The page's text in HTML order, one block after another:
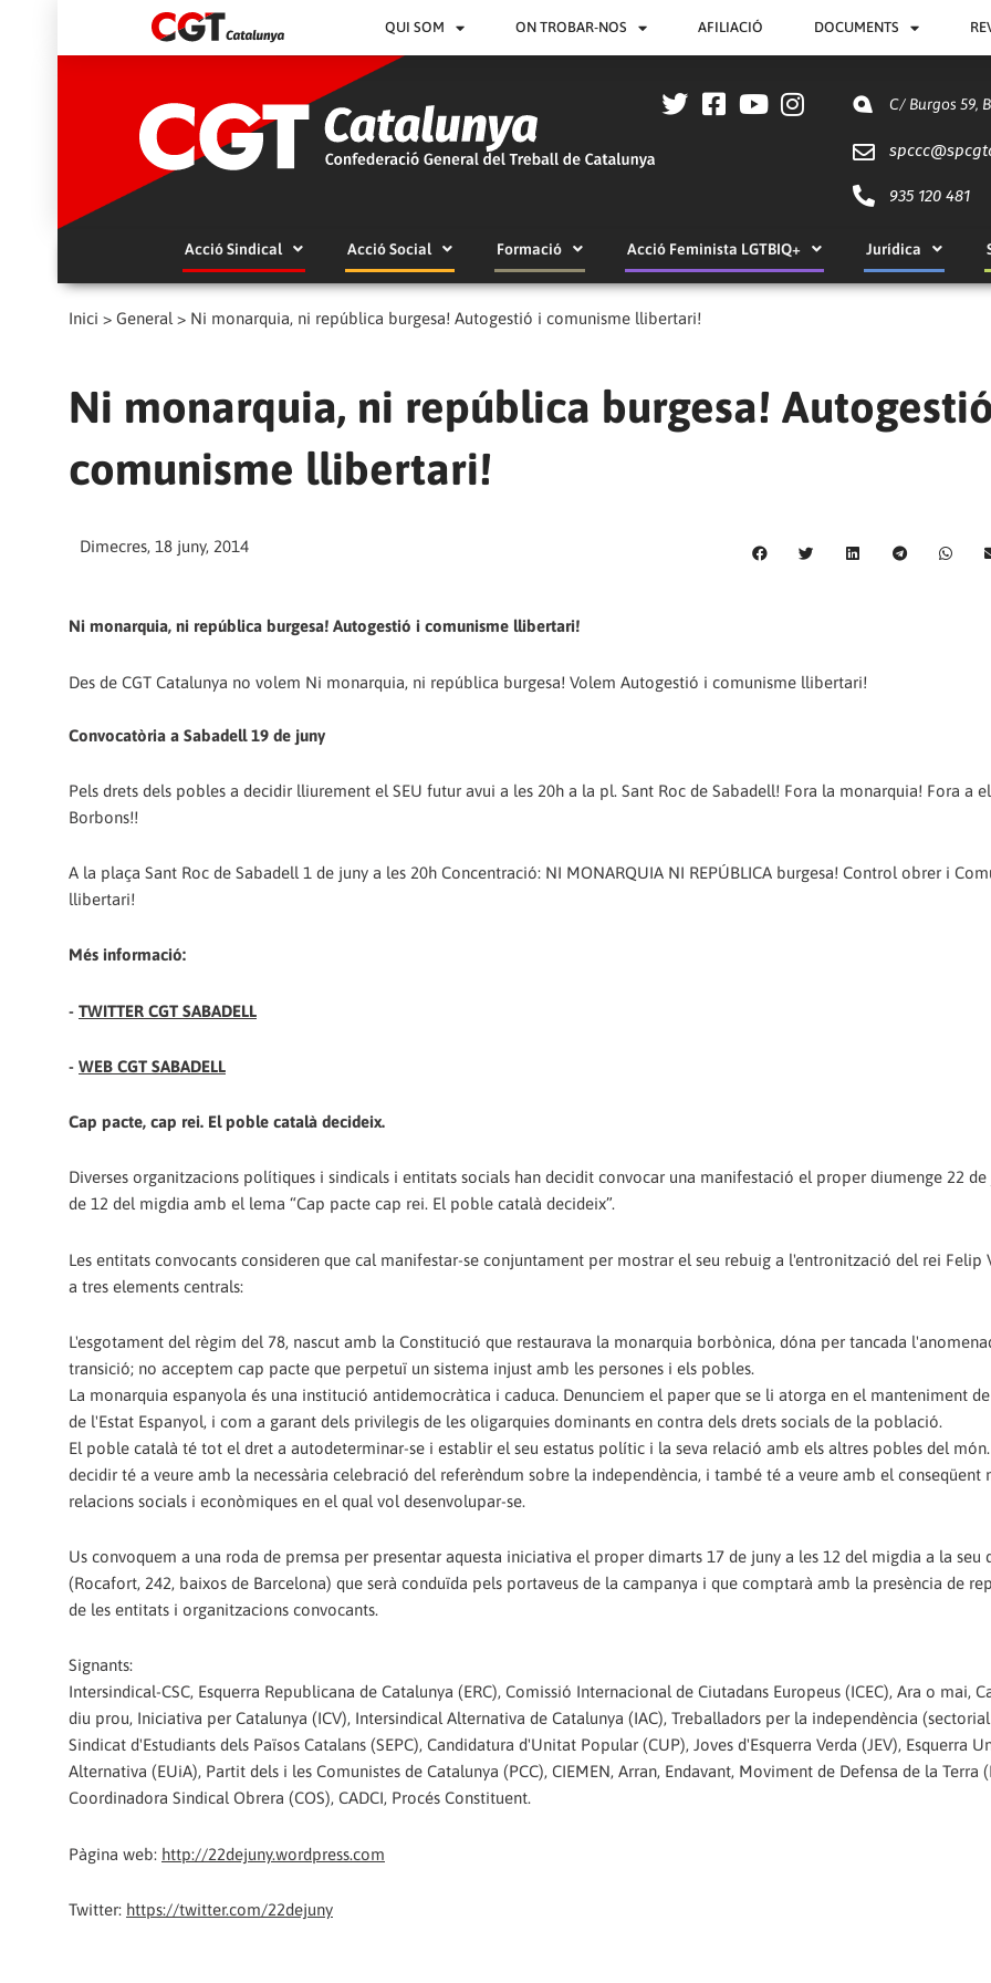
QUI SOM ON TROBAR-NOS AFILIACIÓ DOCUMENTS
C/ Burgos 59,
spccc@
935 120 481
Acció Sindical Acció Social Formació Acció Feminista LGTBIQ+ Jurídica
Inici > General > Ni monarquia, ni república burgesa! Autogestió i comunisme llibertari!
Ni monarquia, ni república burgesa!
comunisme llibertari!
Dimecres, 18 juny, 2014
Ni monarquia, ni república burgesa! Autogestió i comunisme llibertari!
Des de CGT Catalunya no volem Ni monarquia, ni república burgesa! Volem Autogestió i comunisme llibertari!
Convocatòria a Sabadell 19 de juny
Pels drets dels pobles a decidir lliurement el SEU futur avui a les 20h a la pl. Sant Roc de Sabadell! Fora la monarquia! Fora a
Borbons!!
A la plaça Sant Roc de Sabadell 1 de juny a les 20h Concentració: NI MONARQUIA NI REPÚBLICA burgesa! Control obrer i
llibertari!
Més informació:
- TWITTER CGT SABADELL
- WEB CGT SABADELL
Cap pacte, cap rei. El poble català decideix.
Diverses organitzacions polítiques i sindicals i entitats socials han decidit convocar una manifestació el proper diumenge 22
de 12 del migdia amb el lema “Cap pacte cap rei. El poble català decideix”.
Les entitats convocants consideren que cal manifestar-se conjuntament per mostrar el seu rebuig a l'entronització del rei Felip
a tres elements centrals:
L'esgotament del règim del 78, nascut amb la Constitució que restaurava la monarquia borbònica, dóna per tancada
transició; no acceptem cap pacte que perpetuï un sistema injust amb les persones i els pobles.
La monarquia espanyola és una institució antidemocràtica i caduca. Denunciem el paper que se li atorga en el manteniment
de l'Estat Espanyol, i com a garant dels privilegis de les oligarquies dominants en contra dels drets socials de la població.
El poble català té tot el dret a autodeterminar-se i establir el seu estatus polític i la seva relació amb els altres pobles del
decidir té a veure amb la necessària celebració del referèndum sobre la independència, i també té a veure amb el conseqüent
relacions socials i econòmiques en el qual vol desenvolupar-se.
Us convoquem a una roda de premsa per presentar aquesta iniciativa el proper dimarts 17 de juny a les 12 del migdia a la seu
(Rocafort, 242, baixos de Barcelona) que serà conduïda pels portaveus de la campanya i que comptarà amb la presència de
de les entitats i organitzacions convocants.
Signants:
Intersindical-CSC, Esquerra Republicana de Catalunya (ERC), Comissió Internacional de Ciutadans Europeus (ICEC), Ara o mai,
diu prou, Iniciativa per Catalunya (ICV), Intersindical Alternativa de Catalunya (IAC), Treballadors per la independència (sectorial
Sindicat d'Estudiants dels Països Catalans (SEPC), Candidatura d'Unitat Popular (CUP), Joves d'Esquerra Verda (JEV), Esquerra
Alternativa (EUiA), Partit dels i les Comunistes de Catalunya (PCC), CIEMEN, Arran, Endavant, Moviment de Defensa de la Terra
Coordinadora Sindical Obrera (COS), CADCI, Procés Constituent.
Pàgina web: http://22dejuny.wordpress.com
Twitter: https://twitter.com/22dejuny